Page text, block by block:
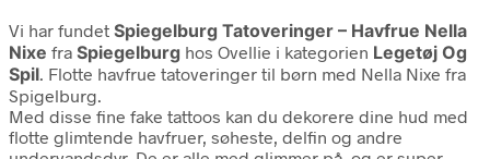
Vi har fundet Spiegelburg Tatoveringer – Havfrue Nella
Nixe fra Spiegelburg hos Ovellie i kategorien Legetøj Og
Spil. Flotte havfrue tatoveringer til børn med Nella Nixe fra
Spigelburg.
Med disse fine fake tattoos kan du dekorere dine hud med
flotte glimtende havfruer, søheste, delfin og andre